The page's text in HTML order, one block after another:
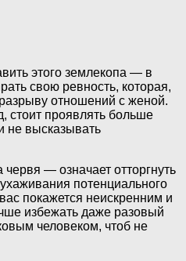
этого землекопа — в
свою ревность, которая,
отношений с женой.
стоит проявлять больше
не высказывать
— означает отторгнуть
потенциального
покажется неискренним и
избежать даже разовый
человеком, чтоб не